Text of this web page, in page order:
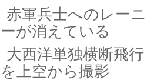
赤軍兵士へのレー
ーが消えている
大西洋単独横断飛
を上空から撮影